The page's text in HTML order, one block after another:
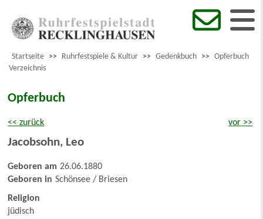
Startseite >> Ruhrfestspiele & Kultur >> Gedenkbuch >> Opferbuch
Verzeichnis
Opferbuch
<< zurück vor >>
Jacobsohn, Leo
Geboren am 26.06.1880
Geboren in Schönsee / Briesen
Religion
jüdisch